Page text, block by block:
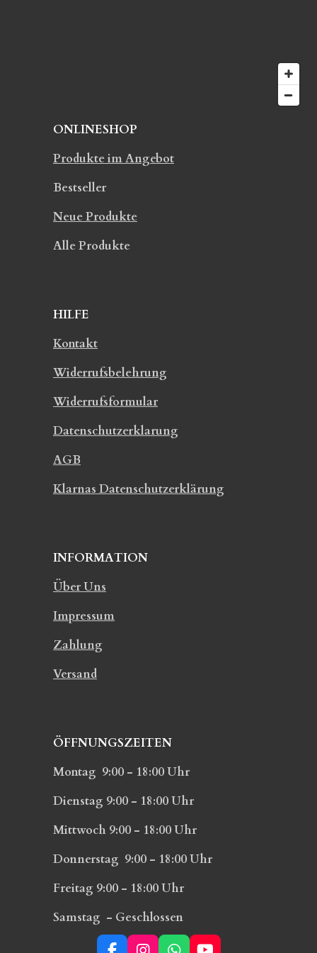
ONLINESHOP
Produkte im Angebot
Bestseller
Neue Produkte
Alle Produkte
HILFE
Kontakt
Widerrufsbelehrung
Widerrufsformular
Datenschutzerklarung
AGB
Klarnas Datenschutzerklärung
INFORMATION
Über Uns
Impressum
Zahlung
Versand
ÖFFNUNGSZEITEN
Montag 9:00 - 18:00 Uhr
Dienstag 9:00 - 18:00 Uhr
Mittwoch 9:00 - 18:00 Uhr
Donnerstag 9:00 - 18:00 Uhr
Freitag 9:00 - 18:00 Uhr
Samstag - Geschlossen